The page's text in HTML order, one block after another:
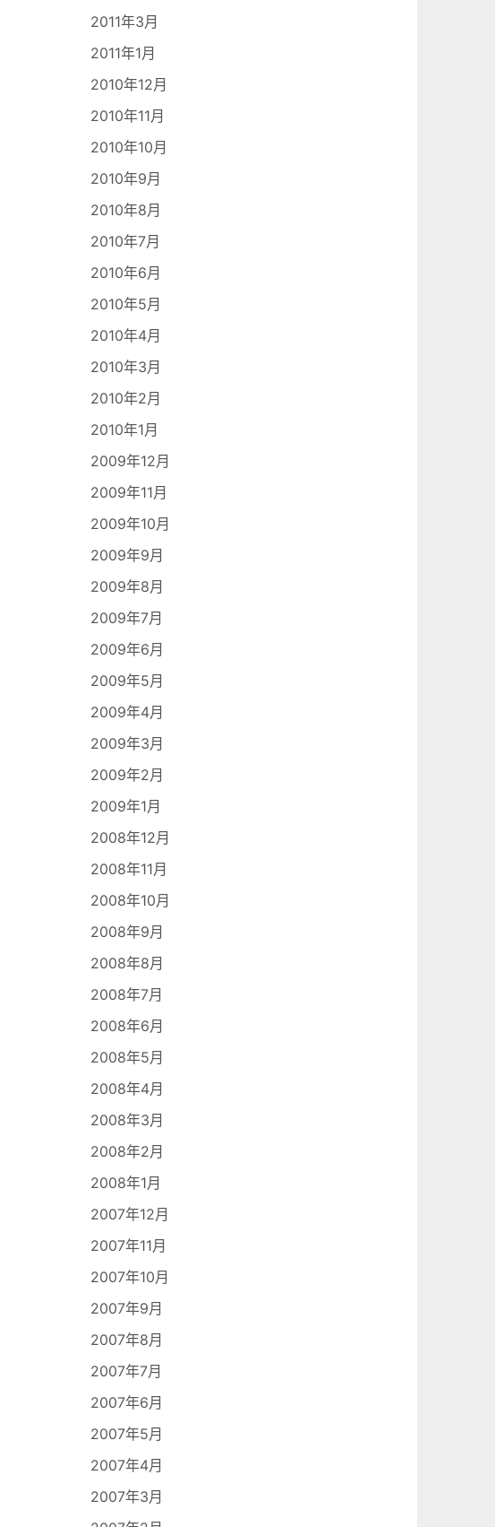
2011年3月
2011年1月
2010年12月
2010年11月
2010年10月
2010年9月
2010年8月
2010年7月
2010年6月
2010年5月
2010年4月
2010年3月
2010年2月
2010年1月
2009年12月
2009年11月
2009年10月
2009年9月
2009年8月
2009年7月
2009年6月
2009年5月
2009年4月
2009年3月
2009年2月
2009年1月
2008年12月
2008年11月
2008年10月
2008年9月
2008年8月
2008年7月
2008年6月
2008年5月
2008年4月
2008年3月
2008年2月
2008年1月
2007年12月
2007年11月
2007年10月
2007年9月
2007年8月
2007年7月
2007年6月
2007年5月
2007年4月
2007年3月